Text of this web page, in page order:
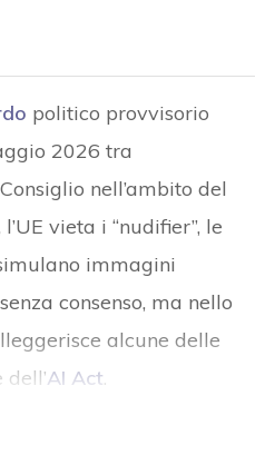
politico provvisorio
2026 tra
nell’ambito del
l’UE vieta i “nudifier”, le
immagini
consenso, ma nello
alcune delle
AI Act.